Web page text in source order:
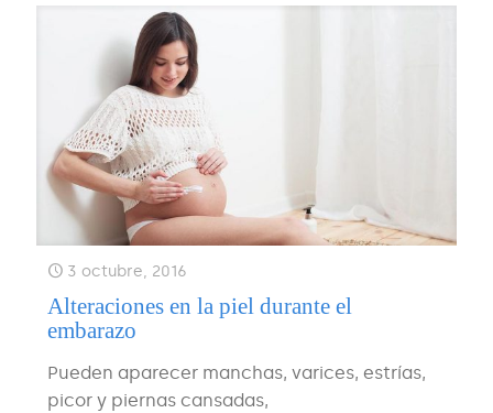
3 octubre, 2016
Alteraciones en la piel durante el
embarazo
Pueden aparecer manchas, varices, estrías,
picor y piernas cansadas,